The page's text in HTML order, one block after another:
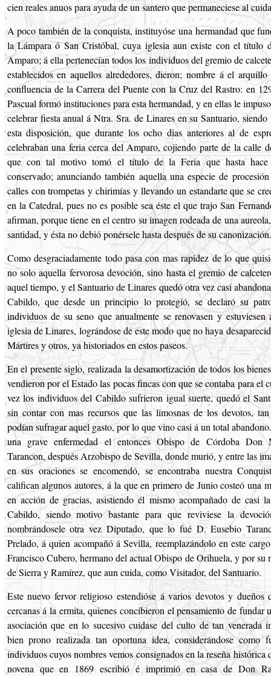
cien reales anuos para ayuda de un santero que permaneciese al
A poco también de la conquista, instituyóse una hermandad que
la Lámpara ó San Cristóbal, cuya iglesia aun existe con el título
Amparo; á ella pertenecían todos los individuos del gremio de
establecidos en aquellos alrededores, dieron; nombre á el
confluencia de la Carrera del Puente con la Cruz del Rastro: en
Pascual formó instituciones para esta hermandad, y en ellas le
celebrar fiesta anual á Ntra. Sra. de Linares en su Santuario,
esta disposición, que durante los ocho dias anteriores al de
celebraban una feria cerca del Amparo, cojiendo parte de la calle
que con tal motivo tomó el título de la Feria que hasta hace
conservado; anunciando también aquella una especie de
calles con trompetas y chirimías y llevando un estandarte que se
en la Catedral, pues no es posible sea éste el que trajo San
afirman, porque tiene en el centro su imagen rodeada de una
santidad, y ésta no debió ponérsele hasta después de su canonización.
Como desgraciadamente todo pasa con mas rapidez de lo que
no solo aquella fervorosa devoción, sino hasta el gremio de
aquel tiempo, y el Santuario de Linares quedó otra vez casi
Cabildo, que desde un principio lo protegió, se declaró su
individuos de su seno que anualmente se renovasen y
iglesia de Linares, lográndose de este modo que no haya
Mártires y otros, ya historiados en estos paseos.
En el presente siglo, realizada la desamortización de todos los
vendieron por el Estado las pocas fincas con que se contaba para el
vez los individuos del Cabildo sufrieron igual suerte, quedó el
sin contar con mas recursos que las limosnas de los devotos,
podían sufragar aquel gasto, por lo que vino casi á un total
una grave enfermedad el entonces Obispo de Córdoba Don
Tarancon, después Arzobispo de Sevilla, donde murió, y entre las
en sus oraciones se encomendó, se encontraba nuestra
califican algunos autores, á la que en primero de Junio costeó una
en acción de gracias, asistiendo él mismo acompañado de casi
Cabildo, siendo motivo bastante para que reviviese la
nombrándosele otra vez Diputado, que lo fué D. Eusebio
Prelado, á quien acompañó á Sevilla, reemplazándolo en este
Francisco Cubero, hermano del actual Obispo de Orihuela, y por su
de Sierra y Ramírez, que aun cuida, como Visitador, del Santuario.
Este nuevo fervor religioso estendióse á varios devotos y dueños
cercanas á la ermita, quienes concibieron el pensamiento de fundar
asociación que en lo sucesivo cuidase del culto de tan venerada
bien prono realizada tan oportuna idea, considerándose como
individuos cuyos nombres vemos consignados en la reseña histórica
novena que en 1869 escribió é imprimió en casa de Don